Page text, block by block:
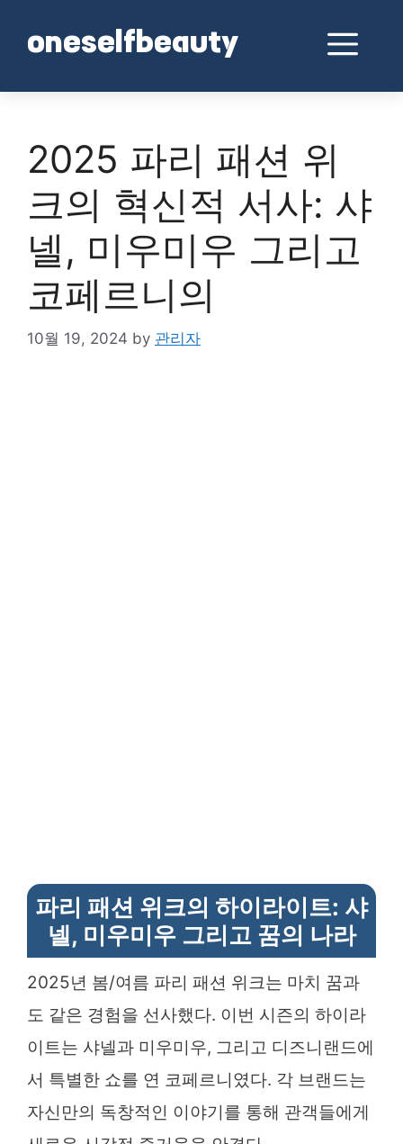
contentoneselfbeauty
2025 파리 패션 위
크의 혁신적 서사: 샤
넬, 미우미우 그리고
코페르니의
10월 19, 2024 by 관리자
파리 패션 위크의 하이라이트: 샤
넬, 미우미우 그리고 꿈의 나라
2025년 봄/여름 파리 패션 위크는 마치 꿈과
도 같은 경험을 선사했다. 이번 시즌의 하이라
이트는 샤넬과 미우미우, 그리고 디즈니랜드에
서 특별한 쇼를 연 코페르니였다. 각 브랜드는
자신만의 독창적인 이야기를 통해 관객들에게